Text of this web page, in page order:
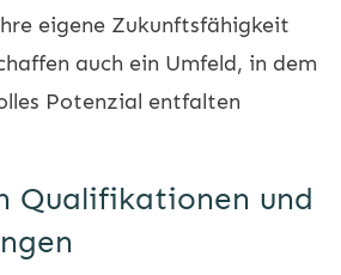
eigene Zukunftsfähigkeit
auch ein Umfeld, in dem
Potenzial entfalten
Qualifikationen und